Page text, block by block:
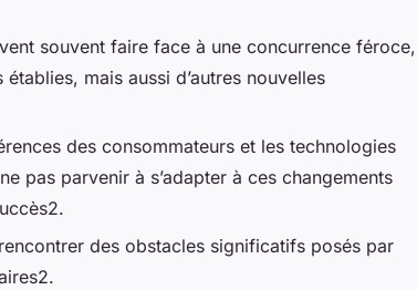
souvent faire face à une concurrence féroce,
mais aussi d’autres nouvelles
des consommateurs et les technologies
pas parvenir à s’adapter à ces changements
des obstacles significatifs posés par